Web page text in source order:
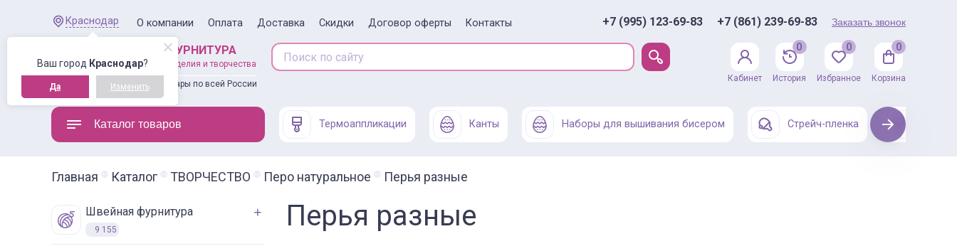
Ваш город Краснодар?
Да Изменить
Краснодар О компании Оплата Доставка Скидки Договор оферты Контакты +7 (995) 123-69-83 +7 (861) 239-69-83 Заказать звонок
ШВЕЙНАЯ ФУРНИТУРА
товары для рукоделия и творчества
Доставляем товары по всей России
Кабинет
0
История
0
Избранное
0
Корзина
Каталог товаров Термоаппликации Канты Наборы для вышивания бисером Стрейч-пленка Next
Главная Каталог ТВОРЧЕСТВО Перо натуральное Перья разные
швейная фурнитура
9 155 Перья разные